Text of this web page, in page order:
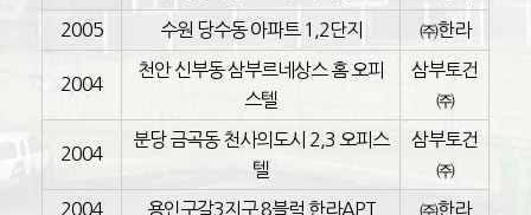
2005 수원 당수동 아파트 1,2단지 ㈜한라
2004
천안 신부동 삼부르네상스 홈 오피
스텔
삼부토건
㈜
2004
분당 금곡동 천사의도시 2,3 오피스
텔
삼부토건
㈜
2004 용인구갈3지구 8블럭 한라APT ㈜한라